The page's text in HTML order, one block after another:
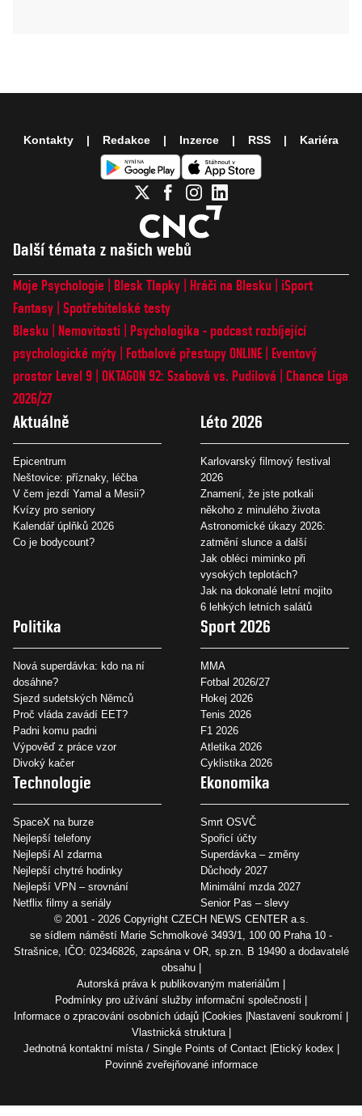
Další témata z našich webů
Moje Psychologie Blesk Tlapky Hráči na Blesku
iSport
Fantasy Spotřebitelské testy
Blesku
Nemovitosti
Psychologika - podcast rozbíjející
psychologické mýty
Fotbalové přestupy ONLINE
Eventový
prostor Level 9 OKTAGON 92: Szabová vs. Pudilová
Chance Liga
2026/27
Aktuálně
Epicentrum
Neštovice: příznaky, léčba
V čem jezdí Yamal a Mesii?
Kvízy pro seniory
Kalendář úplňků 2026
Co je bodycount?
Léto 2026
Karlovarský filmový festival
2026
Znamení, že jste potkali
někoho z minulého života
Astronomické úkazy 2026:
zatmění slunce a další
Jak obléci miminko při
vysokých teplotách?
Jak na dokonalé letní mojito
6 lehkých letních salátů
Politika
Nová superdávka: kdo na ní
dosáhne?
Sjezd sudetských Němců
Proč vláda zavádí EET?
Padni komu padni
Výpověď z práce vzor
Divoký kačer
Sport 2026
MMA
Fotbal 2026/27
Hokej 2026
Tenis 2026
F1 2026
Atletika 2026
Cyklistika 2026
Technologie
SpaceX na burze
Nejlepší telefony
Nejlepší AI zdarma
Nejlepší chytré hodinky
Nejlepší VPN – srovnání
Netflix filmy a seriály
Ekonomika
Smrt OSVČ
Spořicí účty
Superdávka – změny
Důchody 2027
Minimální mzda 2027
Senior Pas – slevy
Kontakty Redakce Inzerce RSS Kariéra
© 2001 - 2026 Copyright CZECH NEWS CENTER a.s.
se sídlem náměstí Marie Schmolkové 3493/1, 100 00 Praha 10 -
Strašnice, IČO: 02346826, zapsána v OR, sp.zn. B 19490 a dodavatelé
obsahu
Autorská práva k publikovaným materiálům
Podmínky pro užívání služby informační společnosti
Informace o zpracování osobních údajů Cookies
Nastavení soukromí
Vlastnická struktura
Jednotná kontaktní místa / Single Points of Contact
Etický kodex
Povinně zveřejňované informace